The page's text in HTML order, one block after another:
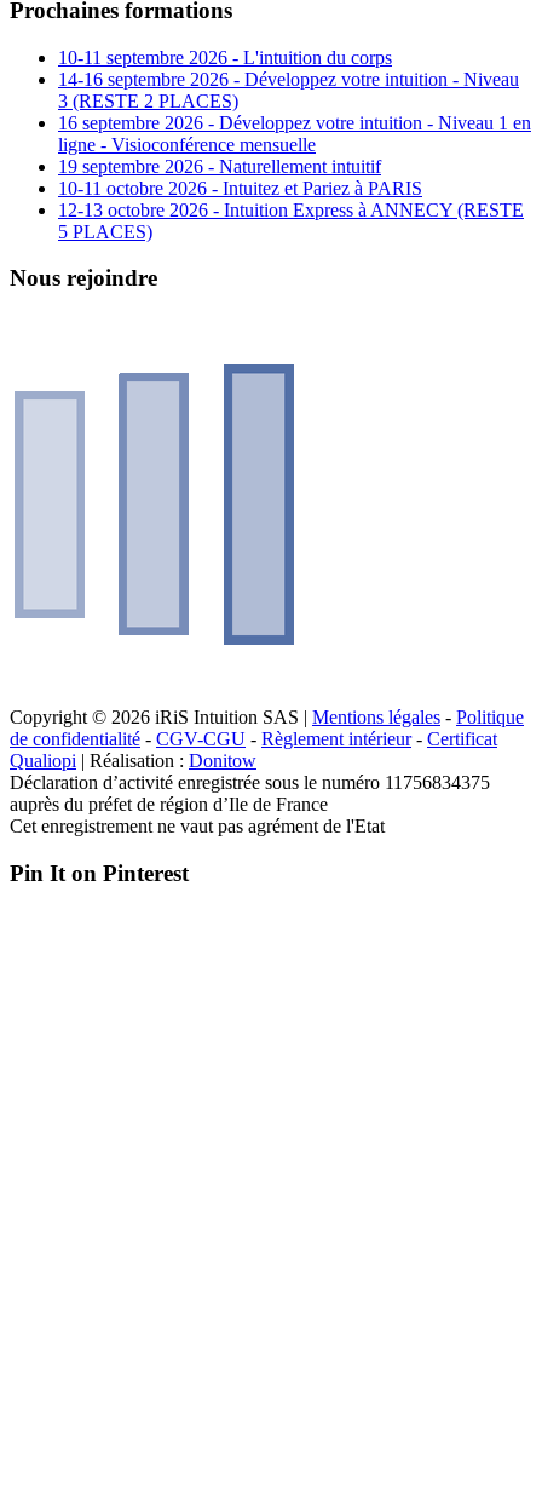
Prochaines formations
10-11 septembre 2026 - L'intuition du corps
14-16 septembre 2026 - Développez votre intuition - Niveau
3 (RESTE 2 PLACES)
16 septembre 2026 - Développez votre intuition - Niveau 1 en
ligne - Visioconférence mensuelle
19 septembre 2026 - Naturellement intuitif
10-11 octobre 2026 - Intuitez et Pariez à PARIS
12-13 octobre 2026 - Intuition Express à ANNECY (RESTE
5 PLACES)
Nous rejoindre
Copyright © 2026 iRiS Intuition SAS | Mentions légales - Politique
de confidentialité - CGV-CGU - Règlement intérieur- Certificat
Qualiopi | Réalisation : Donitow
Déclaration d’activité enregistrée sous le numéro 11756834375
auprès du préfet de région d’Ile de France
Cet enregistrement ne vaut pas agrément de l'Etat
Pin It on Pinterest